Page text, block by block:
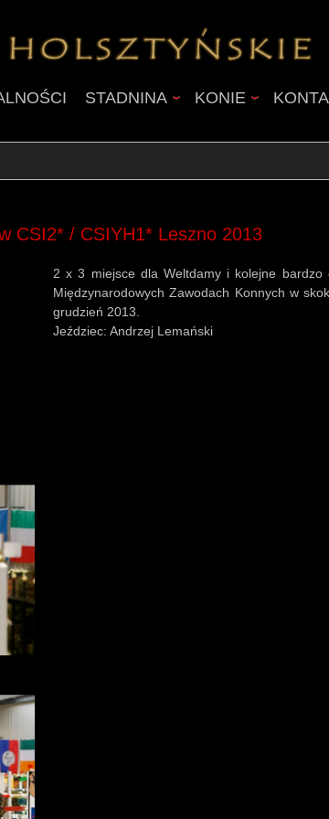
STADNINA KONIE
CSI2* / CSIYH1* Leszno 2013
2 x 3 miejsce dla Weltdamy i kolejne bardzo
Międzynarodowych Zawodach Konnych w
grudzień 2013.
Jeździec: Andrzej Lemański